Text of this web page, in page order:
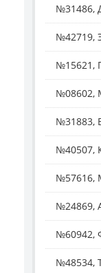
№31486,
№42719,
№15621,
№08602,
№31883,
№40507,
№57616,
№24869,
№60942,
№48534,